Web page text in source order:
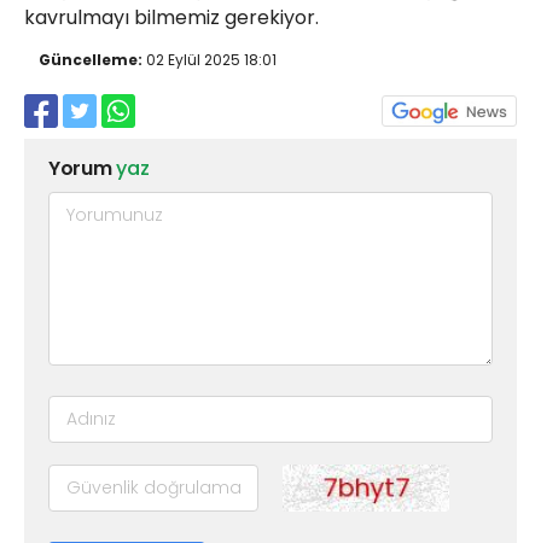
kavrulmayı bilmemiz gerekiyor.
Güncelleme: 02 Eylül 2025 18:01
Yorumyaz